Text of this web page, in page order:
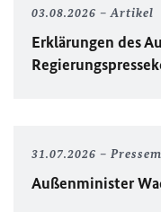
03.08.2026 Artikel
Erklärungen des
31.07.2026
Außenminister